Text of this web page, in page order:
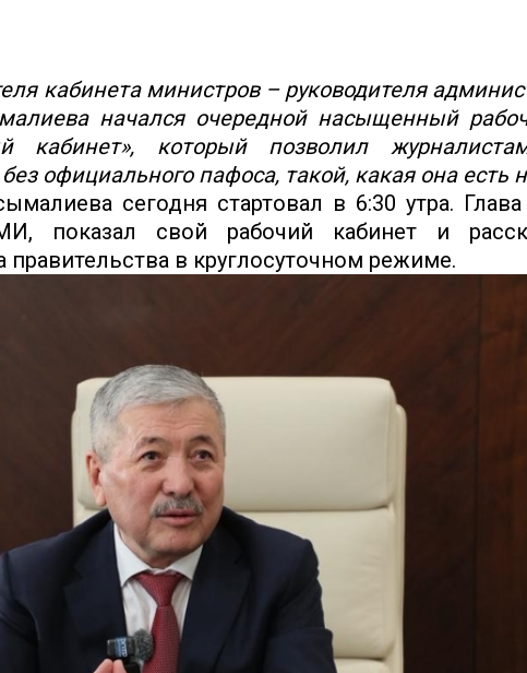
кабинета министров – руководителя
начался очередной насыщенный
кабинет», который позволил
официального пафоса, такой, какая она есть
сегодня стартовал в 6:30 утра.
показал свой рабочий кабинет и
правительства в круглосуточном режиме.